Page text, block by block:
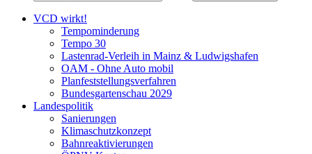
VCD wirkt!
Tempominderung
Tempo 30
Lastenrad-Verleih in Mainz & Ludwigshafen
OAM - Ohne Auto mobil
Planfeststellungsverfahren
Bundesgartenschau 2029
Landespolitik
Sanierungen
Klimaschutzkonzept
Bahnreaktivierungen